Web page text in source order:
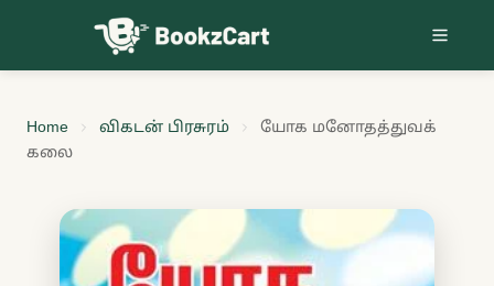
Skip to content
Home விகடன் பிரசுரம்
யோக மனோதத்துவக்
கலை